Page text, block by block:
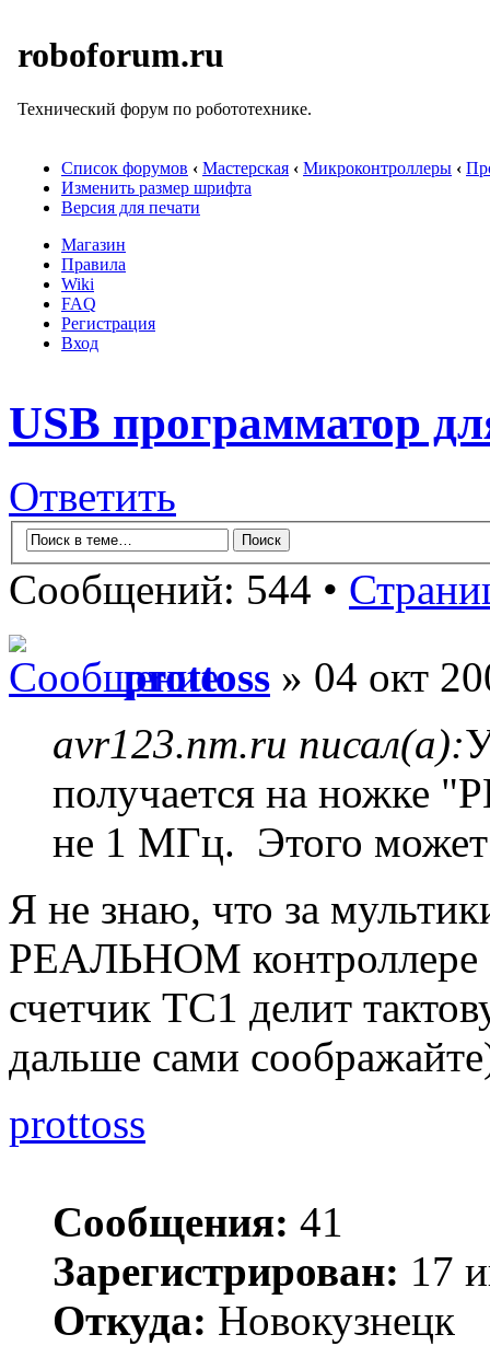
roboforum.ru
Технический форум по робототехнике.
Список форумов ‹ Мастерская ‹ Микроконтроллеры ‹
Изменить размер шрифта
Версия для печати
Магазин
Правила
Wiki
FAQ
Регистрация
Вход
USB программатор
Ответить
Сообщений: 544 •
prottoss » 04 окт
avr123.nm.ru писал(а):
получается на ножке
не 1 МГц. Этого
Я не знаю, что за
РЕАЛЬНОМ
счетчик ТС1 делит
дальше сами
prottoss
Сообщения: 41
Зарегистрирован: 17
Откуда: Новокузнецк